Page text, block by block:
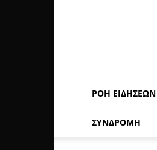
ΡΟΉ ΕΙΔΉΣΕΩΝ
ΣΥΝΔΡΟΜΗ